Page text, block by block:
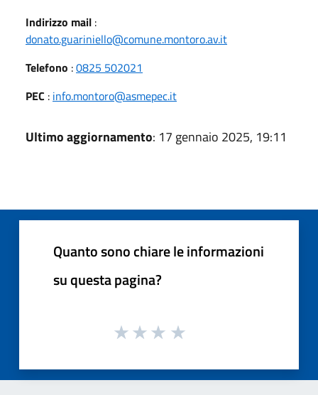
Indirizzo mail :
donato.guariniello@comune.montoro.av.it
Telefono :0825 502021
PEC : info.montoro@asmepec.it
Ultimo aggiornamento: 17 gennaio 2025, 19:11
Quanto sono chiare le informazioni
su questa pagina?